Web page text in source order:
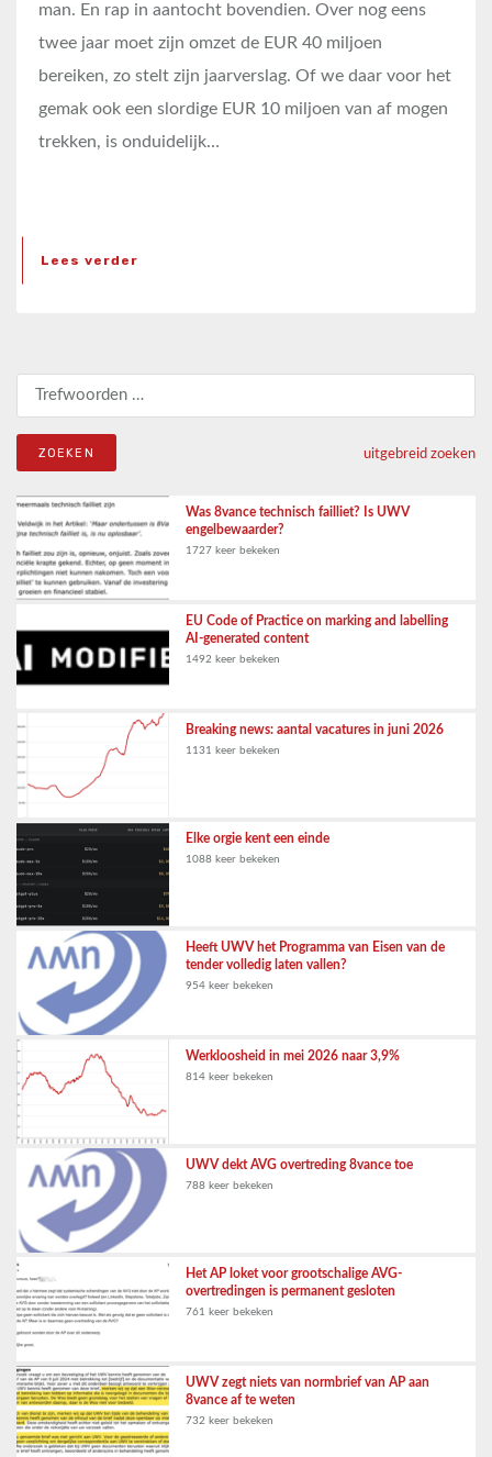
man. En rap in aantocht bovendien. Over nog eens
twee jaar moet zijn omzet de EUR 40 miljoen
bereiken, zo stelt zijn jaarverslag. Of we daar voor het
gemak ook een slordige EUR 10 miljoen van af mogen
trekken, is onduidelijk…
Lees verder
Zoeken naar:
uitgebreid zoeken
Was 8vance technisch failliet? Is UWV
engelbewaarder?
1727 keer bekeken
EU Code of Practice on marking and labelling
AI-generated content
1492 keer bekeken
Breaking news: aantal vacatures in juni 2026
1131 keer bekeken
Elke orgie kent een einde
1088 keer bekeken
Heeft UWV het Programma van Eisen van de
tender volledig laten vallen?
954 keer bekeken
Werkloosheid in mei 2026 naar 3,9%
814 keer bekeken
UWV dekt AVG overtreding 8vance toe
788 keer bekeken
Het AP loket voor grootschalige AVG-
overtredingen is permanent gesloten
761 keer bekeken
UWV zegt niets van normbrief van AP aan
8vance af te weten
732 keer bekeken